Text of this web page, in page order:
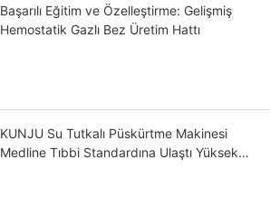
Başarılı Eğitim ve Özelleştirme: Gelişmiş
Hemostatik Gazlı Bez Üretim Hattı
KUNJU Su Tutkalı Püskürtme Makinesi
Medline Tıbbi Standardına Ulaştı Yüksek